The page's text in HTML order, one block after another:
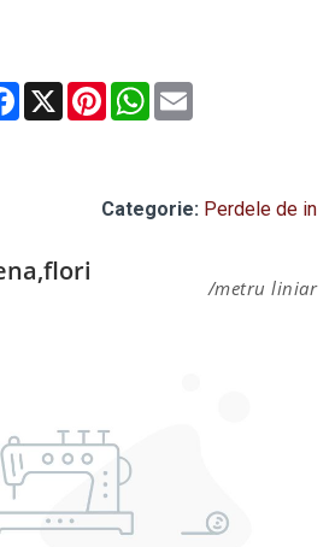
Facebook
X PinterestWhatsApp
Email
Categorie: Perdele de in
/metru liniar